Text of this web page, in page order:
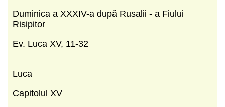
Duminica a XXXIV-a după Rusalii - a Fiului
Risipitor
Ev. Luca XV, 11-32
Luca
Capitolul XV